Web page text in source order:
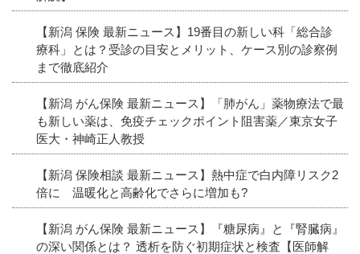
【新潟 保険 最新ニュース】19番目の新しい科「総合診
療科」とは？受診の目安とメリット、ケース別の診察例
まで徹底紹介
【新潟 がん保険 最新ニュース】「肺がん」薬物療法で最
も新しい薬は、免疫チェックポイント阻害薬／東京女子
医大・神崎正人教授
【新潟 保険相談 最新ニュース】熱中症で白内障リスク2
倍に 温暖化と高齢化でさらに増加も?
【新潟 がん保険 最新ニュース】『糖尿病』と『腎臓病』
の深い関係とは？ 透析を防ぐ初期症状と検査【医師解